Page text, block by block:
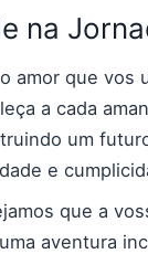
na
amor que vos
a cada
um
e
que a
aventura